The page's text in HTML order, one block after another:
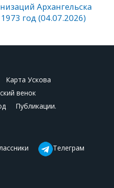
Архангельска
год (04.07.2026)
Карта Ускова
венок
Публикации.
Телеграм